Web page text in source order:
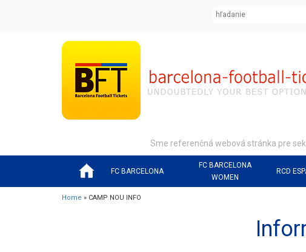
Sme referenčná webová stránka pre
FC BARCELONA
FC BARCELONA
WOMEN
RCD
Home » CAMP NOU INFO